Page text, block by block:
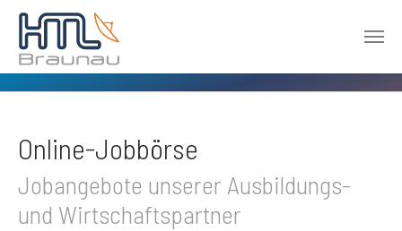
Online-Jobbörse
Jobangebote unserer Ausbildungs-
und Wirtschaftspartner